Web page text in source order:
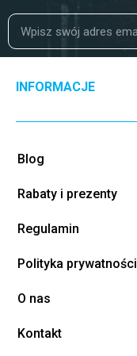
INFORMACJE
Blog
Rabaty i prezenty
Regulamin
Polityka prywatności
O nas
Kontakt